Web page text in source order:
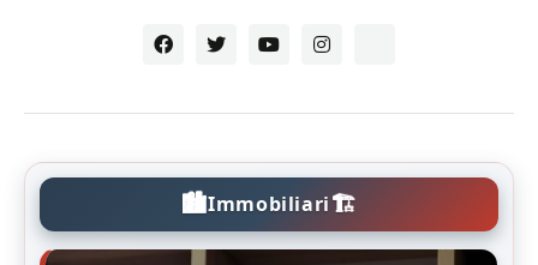
🏙️Immobiliari🏗️